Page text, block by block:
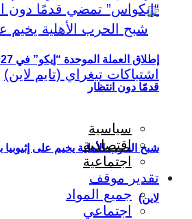
شبح الحرب الأهلية يخيم على إثيوبيا
لاين)
قدمًا دون انتظار
سياسية
اقتصادية
اجتماعية
تقدير موقف
جميع المواد
اجتماعي